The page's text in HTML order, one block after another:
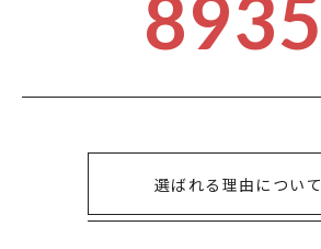
8935
選ばれる理由について